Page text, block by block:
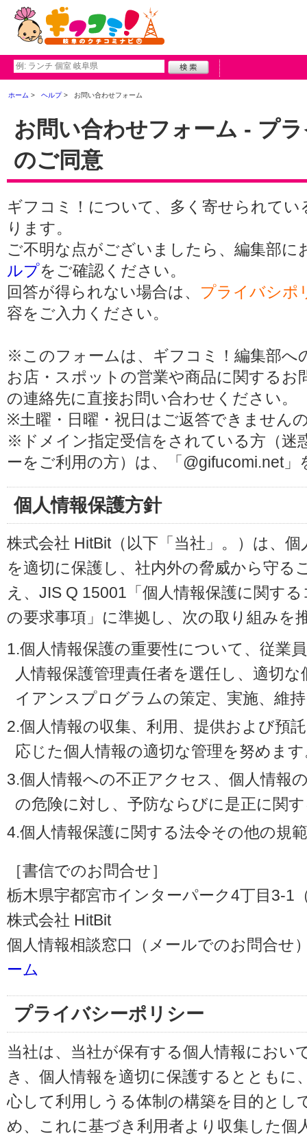
ホーム ヘルプ お問い合わせフォーム
お問い合わせフォーム - プ
のご同意
ギフコミ！について、多く寄せられてい
ります。
ご不明な点がございましたら、編集部
ルプをご確認ください。
回答が得られない場合は、 プライバシポ
容をご入力ください。
※このフォームは、ギフコミ！編集部へ
お店・スポットの営業や商品に関する
の連絡先に直接お問い合わせください。
※土曜・日曜・祝日はご返答できません
※ドメイン指定受信をされている方（迷
ーをご利用の方）は、「@gifucomi.net
個人情報保護方針
株式会社 HitBit（以下「当社」。）は、
を適切に保護し、社内外の脅威から守る
え、JIS Q 15001「個人情報保護に関す
の要求事項」に準拠し、次の取り組みを
1.個人情報保護の重要性について、従業
人情報保護管理責任者を選任し、適切
イアンスプログラムの策定、実施、維
2.個人情報の収集、利用、提供および預
応じた個人情報の適切な管理を努めま
3.個人情報への不正アクセス、個人情報
の危険に対し、予防ならびに是正に関
4.個人情報保護に関する法令その他の規
［書信でのお問合せ］
栃木県宇都宮市インターパーク4丁目3-1
株式会社 HitBit
個人情報相談窓口（メールでのお問合せ
ーム
プライバシーポリシー
当社は、当社が保有する個人情報におい
き、個人情報を適切に保護するとともに
心して利用しうる体制の構築を目的とし
め、これに基づき利用者より収集した個